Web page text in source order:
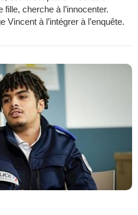
cherche à l’innocenter.
à l’intégrer à l’enquête.